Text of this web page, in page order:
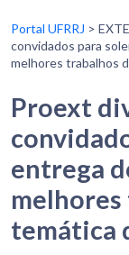
Portal UFRRJ >
convidados para
melhores trabalhos
Proext
entrega
melhores
temática